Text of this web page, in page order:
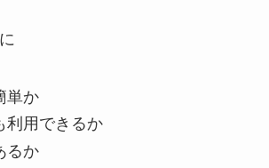
単か
利用できるか
るか